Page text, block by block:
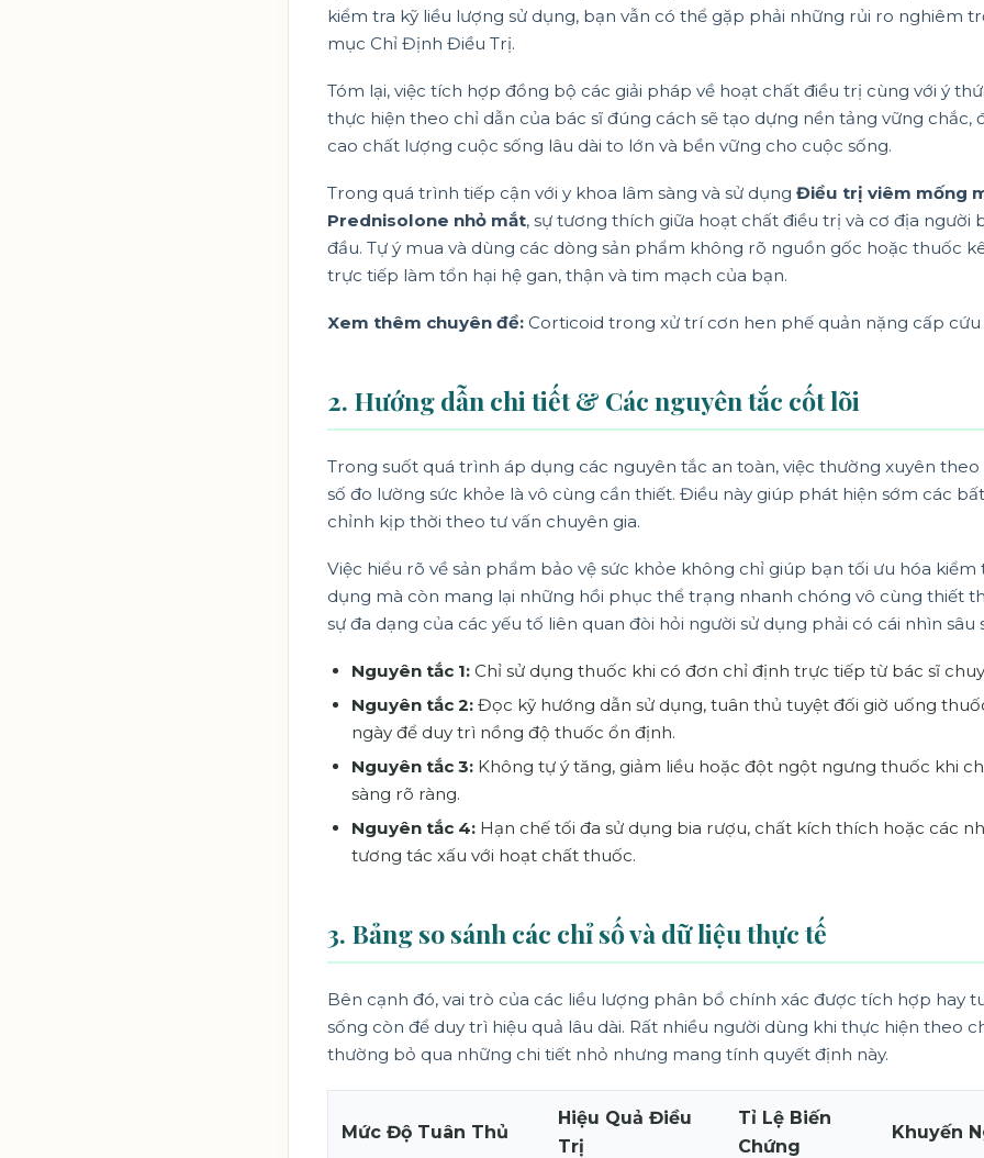
kiểm tra kỹ liều lượng sử dụng, bạn vẫn có thể gặp phải những rủi ro nghiêm
mục Chỉ Định Điều Trị.
Tóm lại, việc tích hợp đồng bộ các giải pháp về hoạt chất điều trị cùng với ý
thực hiện theo chỉ dẫn của bác sĩ đúng cách sẽ tạo dựng nền tảng vững chắc,
cao chất lượng cuộc sống lâu dài to lớn và bền vững cho cuộc sống.
Trong quá trình tiếp cận với y khoa lâm sàng và sử dụng Điều trị viêm mống
Prednisolone nhỏ mắt, sự tương thích giữa hoạt chất điều trị và cơ địa người
đầu. Tự ý mua và dùng các dòng sản phẩm không rõ nguồn gốc hoặc thuốc
trực tiếp làm tổn hại hệ gan, thận và tim mạch của bạn.
Xem thêm chuyên đề: Corticoid trong xử trí cơn hen phế quản nặng cấp cứu
2. Hướng dẫn chi tiết & Các nguyên tắc cốt lõi
Trong suốt quá trình áp dụng các nguyên tắc an toàn, việc thường xuyên theo
số đo lường sức khỏe là vô cùng cần thiết. Điều này giúp phát hiện sớm các
chỉnh kịp thời theo tư vấn chuyên gia.
Việc hiểu rõ về sản phẩm bảo vệ sức khỏe không chỉ giúp bạn tối ưu hóa kiểm
dụng mà còn mang lại những hồi phục thể trạng nhanh chóng vô cùng thiết
sự đa dạng của các yếu tố liên quan đòi hỏi người sử dụng phải có cái nhìn sâu
Nguyên tắc 1: Chỉ sử dụng thuốc khi có đơn chỉ định trực tiếp từ bác sĩ
Nguyên tắc 2: Đọc kỹ hướng dẫn sử dụng, tuân thủ tuyệt đối giờ uống
ngày để duy trì nồng độ thuốc ổn định.
Nguyên tắc 3: Không tự ý tăng, giảm liều hoặc đột ngột ngưng thuốc khi
sàng rõ ràng.
Nguyên tắc 4: Hạn chế tối đa sử dụng bia rượu, chất kích thích hoặc các
tương tác xấu với hoạt chất thuốc.
3. Bảng so sánh các chỉ số và dữ liệu thực tế
Bên cạnh đó, vai trò của các liều lượng phân bổ chính xác được tích hợp hay
sống còn để duy trì hiệu quả lâu dài. Rất nhiều người dùng khi thực hiện theo
thường bỏ qua những chi tiết nhỏ nhưng mang tính quyết định này.
Mức Độ Tuân Thủ
Hiệu Quả Điều
Trị
Tỉ Lệ Biến
Chứng
Khuyến